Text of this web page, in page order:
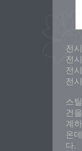
전
전
전
전
스
건
계
온
다.